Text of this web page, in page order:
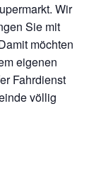
Wir
Sie mit
möchten
eigenen
Fahrdienst
völlig